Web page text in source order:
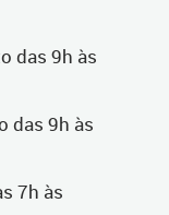
das 9h às
das 9h às
7h às